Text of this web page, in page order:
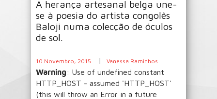
A herança artesanal belga une-
se à poesia do artista congolês
Baloji numa colecção de óculos
de sol.
10 Novembro, 2015 | Vanessa Raminhos
Warning: Use of undefined constant
HTTP_HOST - assumed 'HTTP_HOST'
(this will throw an Error in a future